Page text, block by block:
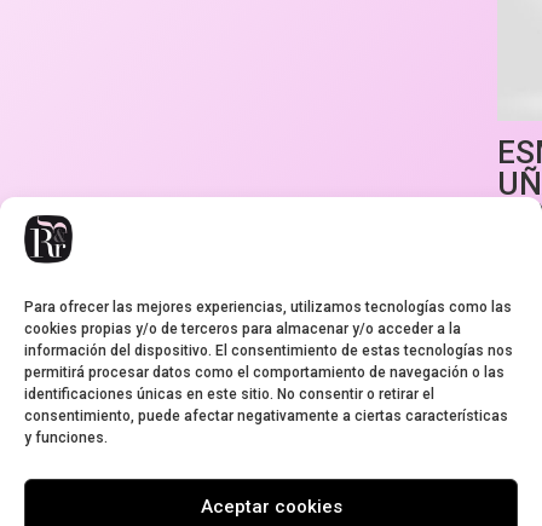
Para ofrecer las mejores experiencias, utilizamos tecnologías como las
cookies propias y/o de terceros para almacenar y/o acceder a la
información del dispositivo. El consentimiento de estas tecnologías nos
permitirá procesar datos como el comportamiento de navegación o las
identificaciones únicas en este sitio. No consentir o retirar el
consentimiento, puede afectar negativamente a ciertas características
y funciones.
Aceptar cookies
Aviso legal Condiciones de envío
Cookies
Política de privacidad